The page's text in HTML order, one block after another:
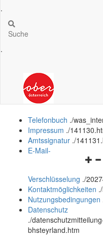
.
Suche
.
Telefonbuch ./
Impressum ./
Amtssignatur ./
und
E-Mail-
Verschlüsselung ./
Kontaktmöglichkeiten .
Nutzungsbedingungen
Datenschutz
./
bhsteyrland.htm